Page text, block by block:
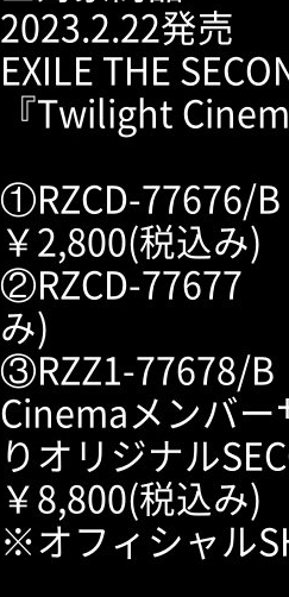
2023.2.22発売
EXILE THE
『Twilight
①RZCD-
￥2,800(税込み)
②RZCD-77677
み)
③RZZ1-77678/
Cinemaメンバ
りオリジナル
￥8,800(税込み)
※オフィシャル